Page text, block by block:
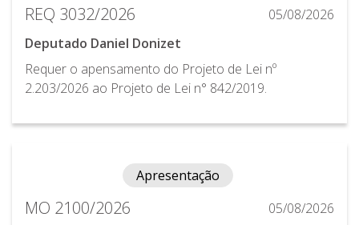
REQ 3032/2026
05/08/2026
Deputado Daniel Donizet
Requer o apensamento do Projeto de Lei nº
2.203/2026 ao Projeto de Lei n° 842/2019.
Apresentação
MO 2100/2026
05/08/2026